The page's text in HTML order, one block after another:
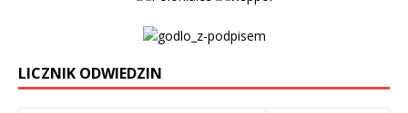
LICZNIK ODWIEDZIN